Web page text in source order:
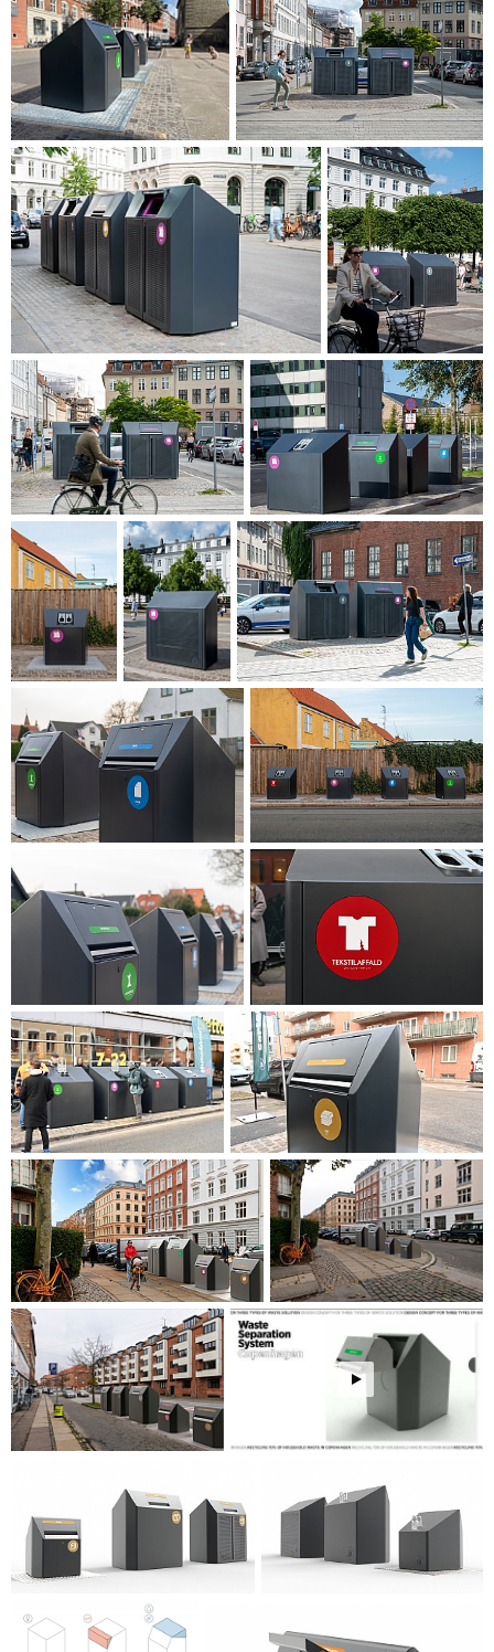
bearbetningen av fronten som klart och entydigt visar
användaren vad anläggningen är till för och hur den ska
användas. Detta bidrar till att säkerställa den önskade
visuella balansen mellan synlighet och integration i
stadsrummet. Luckan öppnas uppåt och är självstängande.
Detta minskar risken för bland annat vatteninträngning,
lukter och nyårsraketer, som är en typ av problem som ofta
förknippas med stadens avfallslösningar.
Källsorteringspunkterna är utformade baserat på en färdig
form och ett uttryck som är helt unikt. På så vis
transformeras sorteringspunkterna från att vara
övervägande tekniska lösningar till att bli skulpturala
föremål som både berikar stadsbilden och ger en välbekant
och trygg känsla. Konceptet förstärker Köpenhamns
egenart och blir en designupplevelse för stadens
medborgare och användare.